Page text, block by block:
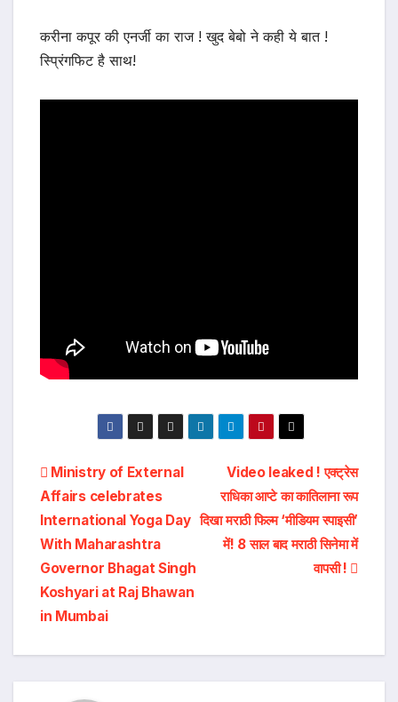
करीना कपूर की एनर्जी का राज ! खुद बेबो ने कही ये बात !
स्प्रिंगफिट है साथ!
Post
navigation
Video leaked ! एक्ट्रेस
राधिका आप्टे का कातिलाना रूप
दिखा मराठी फिल्म ‘मीडियम स्पाइसी’
में! 8 साल बाद मराठी सिनेमा में
वापसी !
Ministry of External
Affairs celebrates
International Yoga Day
With Maharashtra
Governor Bhagat Singh
Koshyari at Raj Bhawan
in Mumbai